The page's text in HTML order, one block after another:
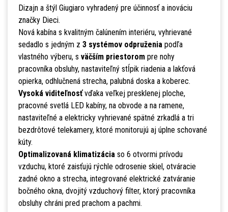
Dizajn a štýl Giugiaro vyhradený pre účinnosť a inováciu
značky Dieci.
Nová kabína s kvalitným čalúnením interiéru, vyhrievané
sedadlo s jedným z 3 systémov odpruženiapodľa
vlastného výberu, s väčším priestorompre nohy
pracovníka obsluhy, nastaviteľný stĺpik riadenia a lakťová
opierka, odhlučnená strecha, palubná doska a koberec.
Vysoká viditeľnosťvďaka veľkej presklenej ploche,
pracovné svetlá LED kabíny, na obvode a na ramene,
nastaviteľné a elektricky vyhrievané spätné zrkadlá a tri
bezdrôtové telekamery, ktoré monitorujú aj úplne schované
kúty.
Optimalizovaná klimatizáciaso 6 otvormi prívodu
vzduchu, ktoré zaisťujú rýchle odrosenie skiel, otváracie
zadné okno a strecha, integrované elektrické zatváranie
bočného okna, dvojitý vzduchový filter, ktorý pracovníka
obsluhy chráni pred prachom a pachmi.